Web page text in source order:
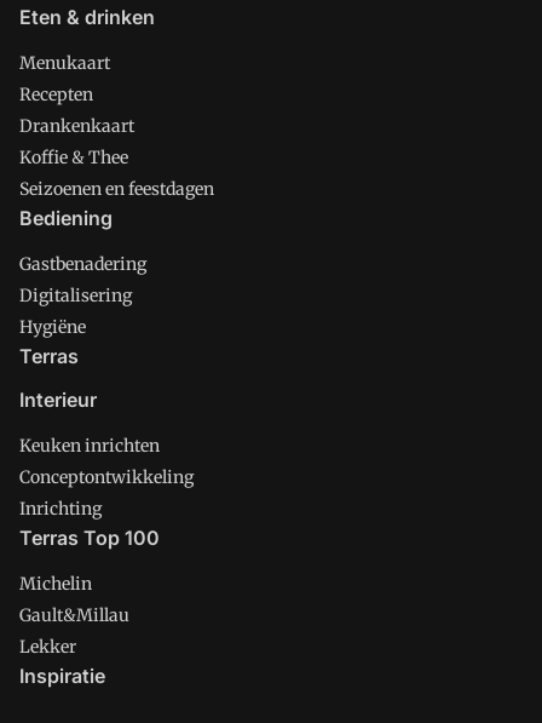
Eten & drinken
Menukaart
Recepten
Drankenkaart
Koffie & Thee
Seizoenen en feestdagen
Bediening
Gastbenadering
Digitalisering
Hygiëne
Terras
Interieur
Keuken inrichten
Conceptontwikkeling
Inrichting
Terras Top 100
Michelin
Gault&Millau
Lekker
Inspiratie